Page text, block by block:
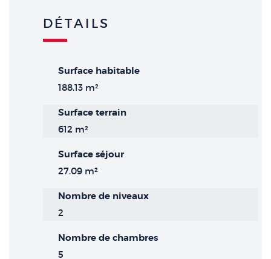
DÉTAILS
Surface habitable
188.13 m²
Surface terrain
612 m²
Surface séjour
27.09 m²
Nombre de niveaux
2
Nombre de chambres
5